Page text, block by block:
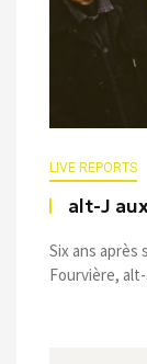
LIVE REPORTS
alt-J
Six ans après
Fourvière,